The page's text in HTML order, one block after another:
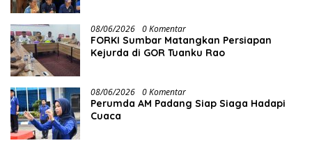
08/06/2026 0 Komentar
FORKI Sumbar Matangkan Persiapan
Kejurda di GOR Tuanku Rao
08/06/2026 0 Komentar
Perumda AM Padang Siap Siaga Hadapi
Cuaca